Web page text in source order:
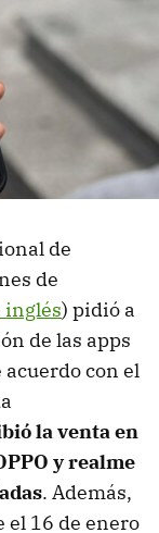
de
de
inglés) pidió a
de las apps
con el
la venta en
y realme
. Además,
el 16 de enero